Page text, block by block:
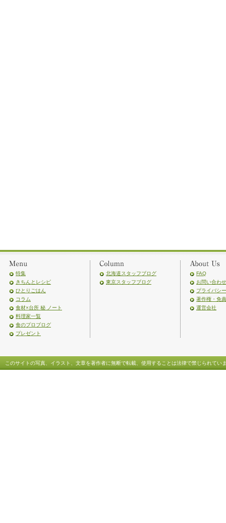
特集
きちんとレシピ
ひとりごはん
コラム
食材×台所 秘 ノート
料理家一覧
食のプロブログ
プレゼント
北海道スタッフブログ
東京スタッフブログ
FAQ
お問い合わせ
プライバシ
著作権・免
運営会社
このサイトの写真、イラスト、文章を著作者に無断で転載、使用することは法律で禁じられてい